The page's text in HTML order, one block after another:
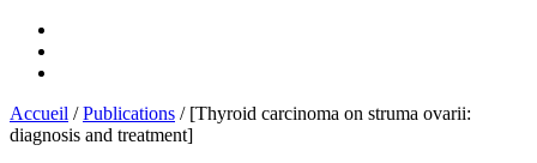
Accueil /Publications / [Thyroid carcinoma on struma ovarii:
diagnosis and treatment]